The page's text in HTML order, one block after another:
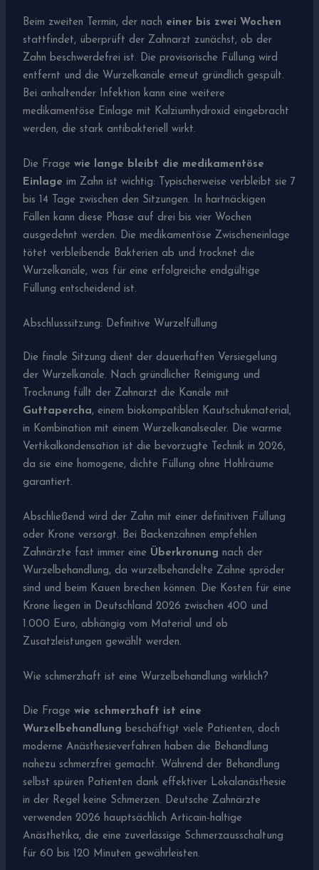
Beim zweiten Termin, der nach einer bis zwei Wochen
stattfindet, überprüft der Zahnarzt zunächst, ob der
Zahn beschwerdefrei ist. Die provisorische Füllung wird
entfernt und die Wurzelkanäle erneut gründlich gespült.
Bei anhaltender Infektion kann eine weitere
medikamentöse Einlage mit Kalziumhydroxid eingebracht
werden, die stark antibakteriell wirkt.
Die Fragewie lange bleibt die medikamentöse
Einlage im Zahn ist wichtig: Typischerweise verbleibt sie 7
bis 14 Tage zwischen den Sitzungen. In hartnäckigen
Fällen kann diese Phase auf drei bis vier Wochen
ausgedehnt werden. Die medikamentöse Zwischeneinlage
tötet verbleibende Bakterien ab und trocknet die
Wurzelkanäle, was für eine erfolgreiche endgültige
Füllung entscheidend ist.
Abschlusssitzung: Definitive Wurzelfüllung
Die finale Sitzung dient der dauerhaften Versiegelung
der Wurzelkanäle. Nach gründlicher Reinigung und
Trocknung füllt der Zahnarzt die Kanäle mit
Guttapercha, einem biokompatiblen Kautschukmaterial,
in Kombination mit einem Wurzelkanalsealer. Die warme
Vertikalkondensation ist die bevorzugte Technik in 2026,
da sie eine homogene, dichte Füllung ohne Hohlräume
garantiert.
Abschließend wird der Zahn mit einer definitiven Füllung
oder Krone versorgt. Bei Backenzähnen empfehlen
Zahnärzte fast immer eine Überkronung nach der
Wurzelbehandlung, da wurzelbehandelte Zähne spröder
sind und beim Kauen brechen können. Die Kosten für eine
Krone liegen in Deutschland 2026 zwischen 400 und
1.000 Euro, abhängig vom Material und ob
Zusatzleistungen gewählt werden.
Wie schmerzhaft ist eine Wurzelbehandlung wirklich?
Die Fragewie schmerzhaft ist eine
Wurzelbehandlung beschäftigt viele Patienten, doch
moderne Anästhesieverfahren haben die Behandlung
nahezu schmerzfrei gemacht. Während der Behandlung
selbst spüren Patienten dank effektiver Lokalanästhesie
in der Regel keine Schmerzen. Deutsche Zahnärzte
verwenden 2026 hauptsächlich Articain-haltige
Anästhetika, die eine zuverlässige Schmerzausschaltung
für 60 bis 120 Minuten gewährleisten.